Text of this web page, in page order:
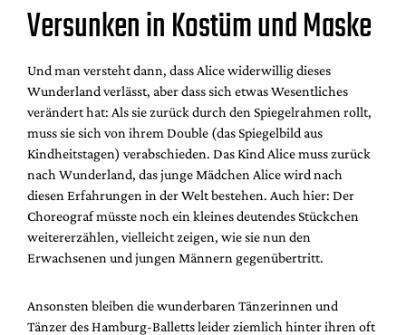
Versunken in Kostüm und Maske
Und man versteht dann, dass Alice widerwillig dieses
Wunderland verlässt, aber dass sich etwas Wesentliches
verändert hat: Als sie zurück durch den Spiegelrahmen rollt,
muss sie sich von ihrem Double (das Spiegelbild aus
Kindheitstagen) verabschieden. Das Kind Alice muss zurück
nach Wunderland, das junge Mädchen Alice wird nach
diesen Erfahrungen in der Welt bestehen. Auch hier: Der
Choreograf müsste noch ein kleines deutendes Stückchen
weitererzählen, vielleicht zeigen, wie sie nun den
Erwachsenen und jungen Männern gegenübertritt.
Ansonsten bleiben die wunderbaren Tänzerinnen und
Tänzer des Hamburg-Balletts leider ziemlich hinter ihren oft